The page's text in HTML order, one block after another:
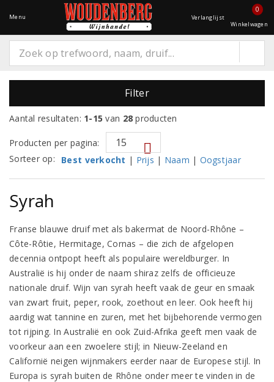
Menu Verlanglijst
0
Winkelwagen
Filter
Aantal resultaten: 1-15 van 28 producten
Producten per pagina:
Sorteer op:
Best verkocht | Prijs | Naam | Oogstjaar
Syrah
Franse blauwe druif met als bakermat de Noord-Rhône –
Côte-Rôtie, Hermitage, Cornas – die zich de afgelopen
decennia ontpopt heeft als populaire wereldburger. In
Australië is hij onder de naam shiraz zelfs de officieuze
nationale druif. Wijn van syrah heeft vaak de geur en smaak
van zwart fruit, peper, rook, zoethout en leer. Ook heeft hij
aardig wat tannine en zuren, met het bijbehorende vermogen
tot rijping. In Australië en ook Zuid-Afrika geeft men vaak de
voorkeur aan een zwoelere stijl; in Nieuw-Zeeland en
Californië neigen wijnmakers eerder naar de Europese stijl. In
Europa is syrah buiten de Rhône onder meer te vinden in de